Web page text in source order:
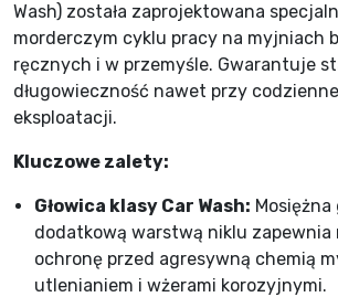
Wash) została zaprojektowana
morderczym cyklu pracy na myjniach
ręcznych i w przemyśle. Gwarantuje
długowieczność nawet przy
eksploatacji.
Kluczowe zalety:
Głowica klasy Car Wash: Mosiężna
dodatkową warstwą niklu zapewnia
ochronę przed agresywną chemią
utlenianiem i wżerami korozyjnymi.